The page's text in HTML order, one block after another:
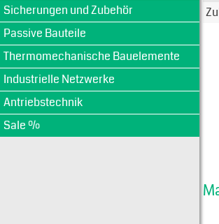
Sicherungen und Zubehör
Passive Bauteile
Thermomechanische Bauelemente
Industrielle Netzwerke
Antriebstechnik
Sale %